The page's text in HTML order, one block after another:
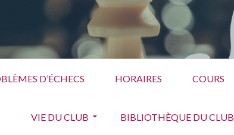
D’ÉCHECS HORAIRES COURS
VIE DU CLUB BIBLIOTHÈQUE DU CLUB